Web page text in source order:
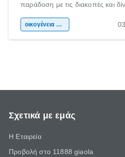
παράδοση με τις διακοπές και
χώρας. Είτε πρόκειται για λίγες
οικογένεια & παιδί
Σχετικά με εμάς
Η Εταιρεία
Προβολή στο 11888 giaola